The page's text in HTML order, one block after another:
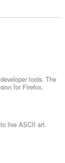
tools. The
for Firefox.
live ASCII art.